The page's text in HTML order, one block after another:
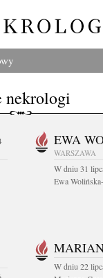
nekrologi
EWA
WARSZAWA
W dniu 31
Ewa
W dniu 22